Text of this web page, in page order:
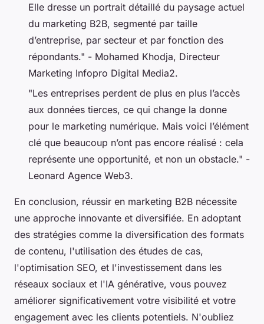
Elle dresse un portrait détaillé du paysage actuel
du marketing B2B, segmenté par taille
d’entreprise, par secteur et par fonction des
répondants." - Mohamed Khodja, Directeur
Marketing Infopro Digital Media2.
"Les entreprises perdent de plus en plus l’accès
aux données tierces, ce qui change la donne
pour le marketing numérique. Mais voici l’élément
clé que beaucoup n’ont pas encore réalisé : cela
représente une opportunité, et non un obstacle." -
Leonard Agence Web3.
En conclusion, réussir en marketing B2B nécessite
une approche innovante et diversifiée. En adoptant
des stratégies comme la diversification des formats
de contenu, l'utilisation des études de cas,
l'optimisation SEO, et l'investissement dans les
réseaux sociaux et l'IA générative, vous pouvez
améliorer significativement votre visibilité et votre
engagement avec les clients potentiels. N'oubliez